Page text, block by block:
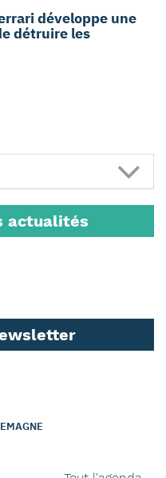
développe une
détruire les
actualités